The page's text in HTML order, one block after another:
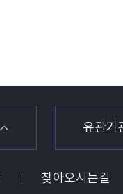
유관기
찾아오시는길